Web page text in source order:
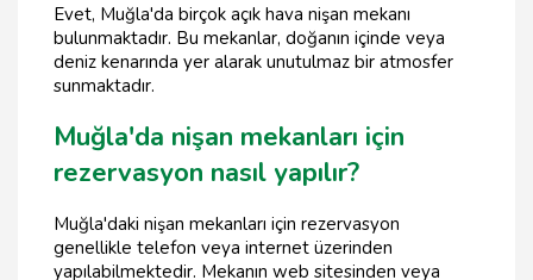
Evet, Muğla'da birçok açık hava nişan mekanı
bulunmaktadır. Bu mekanlar, doğanın içinde veya
deniz kenarında yer alarak unutulmaz bir atmosfer
sunmaktadır.
Muğla'da nişan mekanları için
rezervasyon nasıl yapılır?
Muğla'daki nişan mekanları için rezervasyon
genellikle telefon veya internet üzerinden
yapılabilmektedir. Mekanın web sitesinden veya